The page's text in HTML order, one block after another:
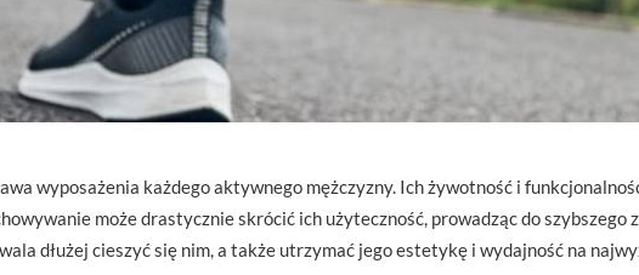
wyposażenia każdego aktywnego mężczyzny. Ich żywotność i
może drastycznie skrócić ich użyteczność, prowadząc do
dłużej cieszyć się nim, a także utrzymać jego estetykę i wydajność na